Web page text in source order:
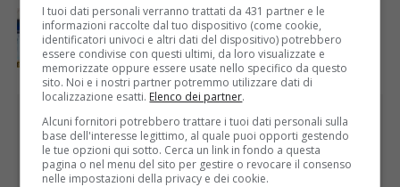
ATTUALITÀ 7 giorni fa
In biblioteca a Varallo inaugurazione della mostra
fotografica di Sergio Lombardi
I tuoi dati personali verranno trattati da 431 partner e le
informazioni raccolte dal tuo dispositivo (come cookie,
identificatori univoci e altri dati del dispositivo) potrebbero
essere condivise con questi ultimi, da loro visualizzate e
memorizzate oppure essere usate nello specifico da questo
sito. Noi e i nostri partner potremmo utilizzare dati di
localizzazione esatti. Elenco dei partner.
Alcuni fornitori potrebbero trattare i tuoi dati personali sulla
base dell'interesse legittimo, al quale puoi opporti gestendo
le tue opzioni qui sotto. Cerca un link in fondo a questa
pagina o nel menu del sito per gestire o revocare il consenso
nelle impostazioni della privacy e dei cookie.